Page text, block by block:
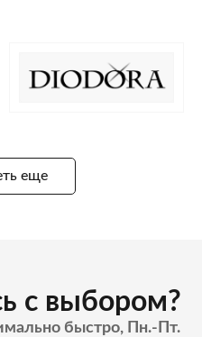
еще
с выбором?
быстро, Пн.-Пт.